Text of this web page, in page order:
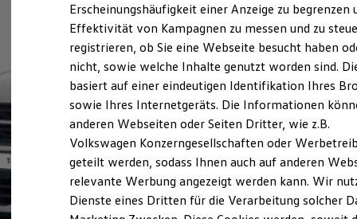
Ladezeitensimulator
Batterie
Sicherheit
Garantie und Lebensdauer
Nachhaltigkeit
Technologie
Kosten und Kauf
Verbrauchskosten
Kaufoptionen
E-Auto-Förderung
Software und Konnektivität
Die ID. Software 6
ID. Software Versionen und Updates
Digitale Extras
Schnittstellen zu Ihrem ID.
Erscheinungshäufigkeit einer Anzeige zu begrenzen
Effektivität von Kampagnen zu messen und zu
registrieren, ob Sie eine Webseite besucht haben
nicht, sowie welche Inhalte genutzt worden sind.
basiert auf einer eindeutigen Identifikation Ihres
sowie Ihres Internetgeräts. Die Informationen
anderen Webseiten oder Seiten Dritter, wie z.B.
Volkswagen Konzerngesellschaften oder
geteilt werden, sodass Ihnen auch auf anderen
relevante Werbung angezeigt werden kann. Wir
Dienste eines Dritten für die Verarbeitung solcher